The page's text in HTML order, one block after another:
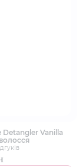
Detangler Vanilla